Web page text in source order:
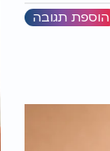
הוספת תגובה